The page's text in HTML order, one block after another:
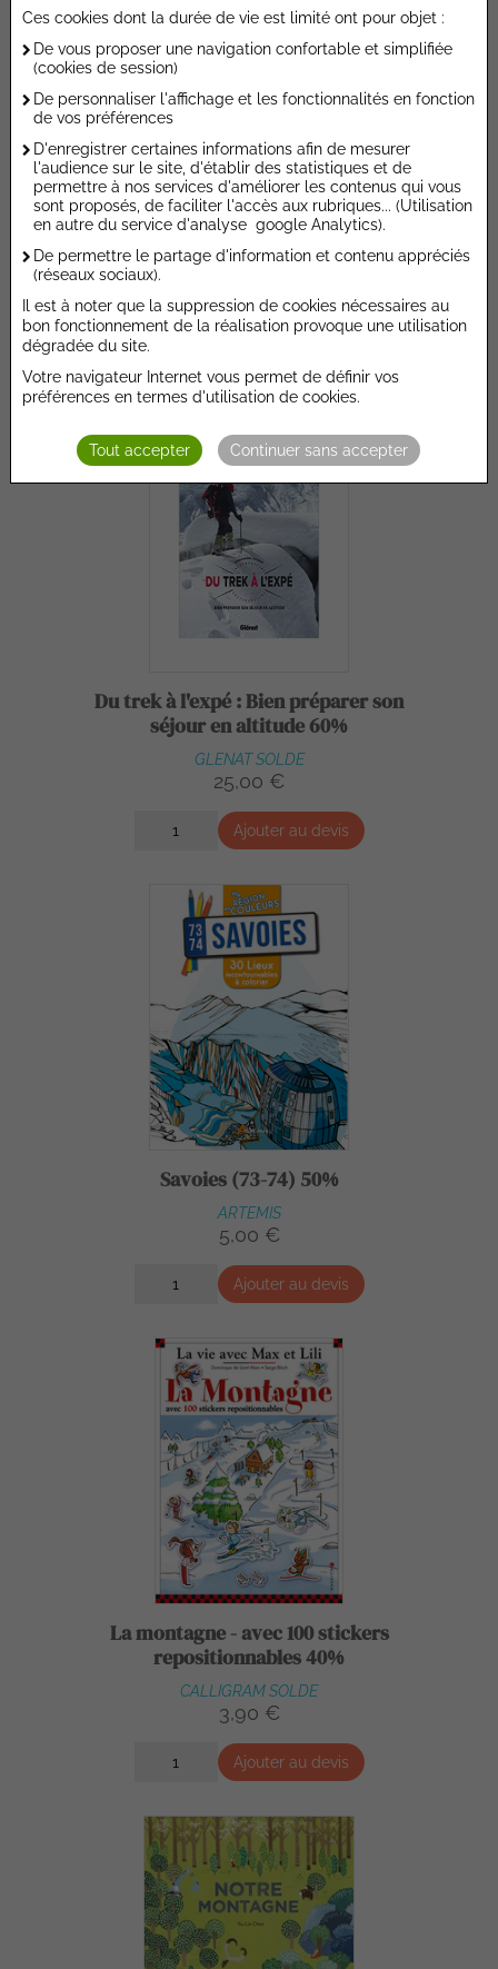
Oscar part aux sports d'hiver 60%
6,90 €
Du trek à l'expé : Bien préparer son
séjour en altitude 60%
GLENAT SOLDE
25,00 €
Ajouter au devis
Savoies (73-74) 50%
ARTEMIS
5,00 €
Ajouter au devis
La montagne - avec 100 stickers
repositionnables 40%
CALLIGRAM SOLDE
3,90 €
Ajouter au devis
Ces cookies dont la durée de vie est limité ont pour objet :
De vous proposer une navigation confortable et simplifiée
(cookies de session)
De personnaliser l'affichage et les fonctionnalités en fonction
de vos préférences
D'enregistrer certaines informations afin de mesurer
l'audience sur le site, d'établir des statistiques et de
permettre à nos services d'améliorer les contenus qui vous
sont proposés, de faciliter l'accès aux rubriques... (Utilisation
en autre du service d'analyse google Analytics).
De permettre le partage d'information et contenu appréciés
(réseaux sociaux).
Il est à noter que la suppression de cookies nécessaires au
bon fonctionnement de la réalisation provoque une utilisation
dégradée du site.
Votre navigateur Internet vous permet de définir vos
préférences en termes d'utilisation de cookies.
Tout accepter Continuer sans accepter